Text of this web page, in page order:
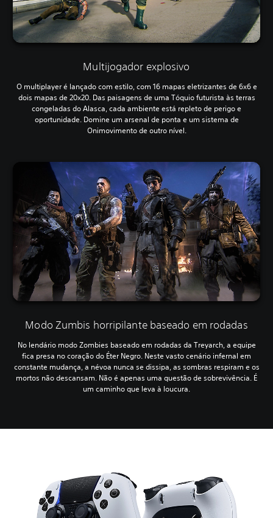
Multijogador explosivo
O multiplayer é lançado com estilo, com 16 mapas eletrizantes de 6x6 e
dois mapas de 20x20. Das paisagens de uma Tóquio futurista às terras
congeladas do Alasca, cada ambiente está repleto de perigo e
oportunidade. Domine um arsenal de ponta e um sistema de
Onimovimento de outro nível.
Modo Zumbis horripilante baseado em rodadas
No lendário modo Zombies baseado em rodadas da Treyarch, a equipe
fica presa no coração do Éter Negro. Neste vasto cenário infernal em
constante mudança, a névoa nunca se dissipa, as sombras respiram e os
mortos não descansam. Não é apenas uma questão de sobrevivência. É
um caminho que leva à loucura.